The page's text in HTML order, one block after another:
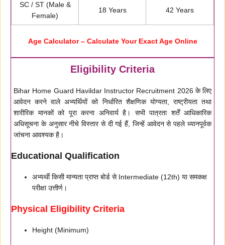
SC / ST (Male &
Female)
18 Years 42 Years
Age Calculator – Calculate Your Exact Age Online
Eligibility Criteria
Bihar Home Guard Havildar Instructor Recruitment 2026 के लिए
आवेदन करने वाले अभ्यर्थियों को निर्धारित शैक्षणिक योग्यता, राष्ट्रीयता तथा
शारीरिक मानकों को पूरा करना अनिवार्य है। सभी पात्रता शर्तें आधिकारिक
अधिसूचना के अनुसार नीचे विस्तार से दी गई हैं, जिन्हें आवेदन से पहले ध्यानपूर्वक
जांचना आवश्यक है।
Educational Qualification
अभ्यर्थी किसी मान्यता प्राप्त बोर्ड से Intermediate (12th) या समकक्ष
परीक्षा उत्तीर्ण।
Physical Eligibility Criteria
Height (Minimum)